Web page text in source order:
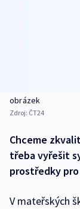
obrázek
Zdroj: ČT24
Chceme
třeba vyřešit
prostředky
V mateřských